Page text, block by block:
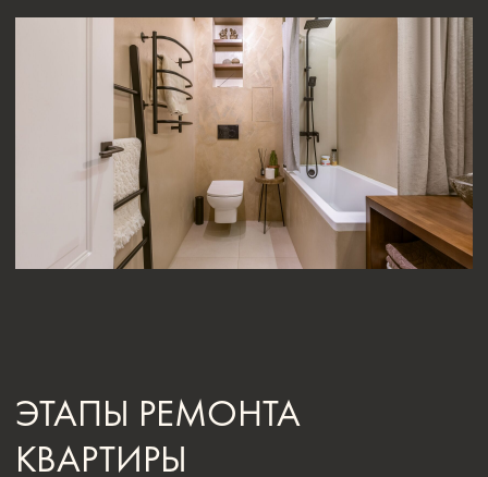
дизайнером уже составлена смета на ремонтные работы,
а также — комплектация объекта конкретными предметами
В зависимости от проекта некоторые этапы могут быть
немного смещены в ту или иную сторону. Это случается из-
за непредвиденных изменений в проекте или технологиях,
а иногда — из-за необходимости повторить часть
предыдущего этапа. Но в целом все бригады
придерживаются следующего алгоритма: